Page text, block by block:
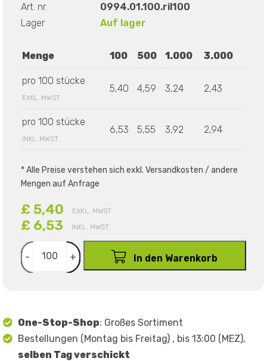
Art. nr.
0994.01.100.ril100
Lager
Auf lager
Menge 100 500 1.000 3.000
pro 100 stücke
EXKL. MWST
5,40 4,59 3,24 2,43
pro 100 stücke
INKL. MWST.
6,53 5,55 3,92 2,94
* Alle Preise verstehen sich exkl. Versandkosten / andere
Mengen auf Anfrage
£ 5,40 EXKL. MWST
£ 6,53 INKL. MWST.
- + In den Warenkorb
One-Stop-Shop: Großes Sortiment
Bestellungen (Montag bis Freitag) , bis 13:00 (MEZ),
selben Tag verschickt